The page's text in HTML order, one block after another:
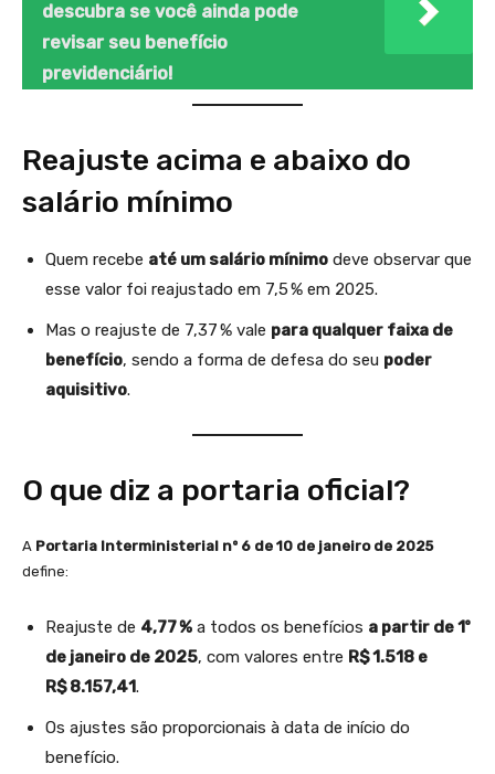
descubra se você ainda pode
revisar seu benefício
previdenciário!
Reajuste acima e abaixo do
salário mínimo
Quem recebe até um salário mínimo deve observar que
esse valor foi reajustado em 7,5 % em 2025.
Mas o reajuste de 7,37 % vale para qualquer faixa de
benefício, sendo a forma de defesa do seu poder
aquisitivo.
O que diz a portaria oficial?
A Portaria Interministerial nº 6 de 10 de janeiro de 2025
define:
Reajuste de 4,77 % a todos os benefícios a partir de 1º
de janeiro de 2025, com valores entre R$ 1.518 e
R$ 8.157,41.
Os ajustes são proporcionais à data de início do
benefício.